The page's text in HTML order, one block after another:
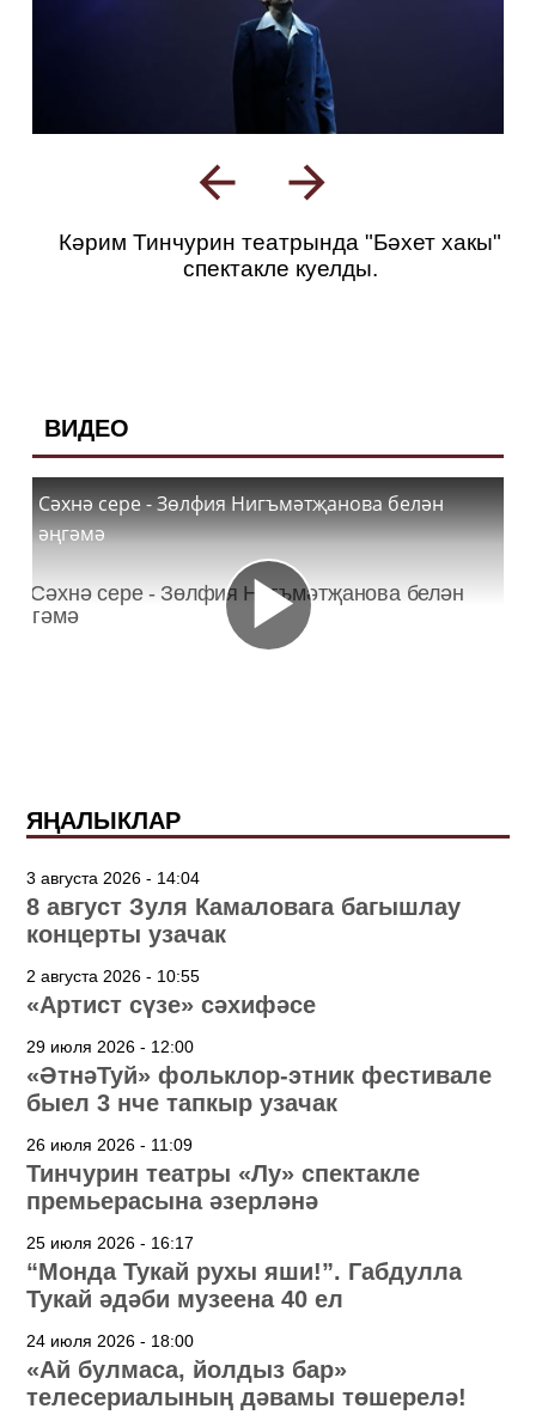
Кәрим Тинчурин театрында "Бәхет хакы"
спектакле куелды.
ВИДЕО
Сәхнә сере - Зөлфия Нигъмәтҗанова белән
әңгәмә
ЯҢАЛЫКЛАР
3 августа 2026 - 14:04
8 август Зуля Камаловага багышлау
концерты узачак
2 августа 2026 - 10:55
«Артист сүзе» сәхифәсе
29 июля 2026 - 12:00
«ӘтнәТуй» фольклор-этник фестивале
быел 3 нче тапкыр узачак
26 июля 2026 - 11:09
Тинчурин театры «Лу» спектакле
премьерасына әзерләнә
25 июля 2026 - 16:17
“Монда Тукай рухы яши!”. Габдулла
Тукай әдәби музеена 40 ел
24 июля 2026 - 18:00
«Ай булмаса, йолдыз бар»
телесериалының дәвамы төшерелә!